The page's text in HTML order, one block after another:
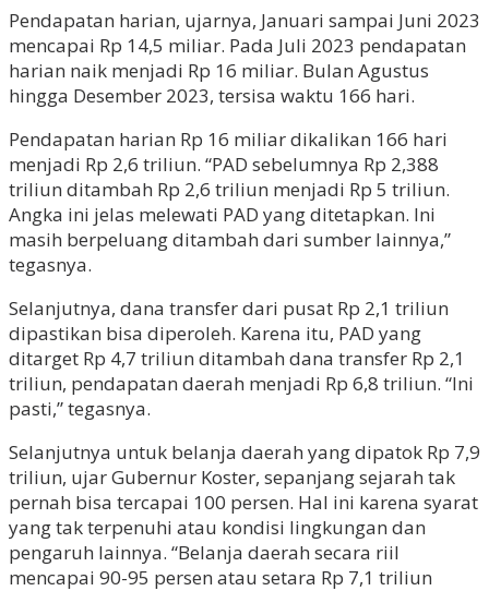
Pendapatan harian, ujarnya, Januari sampai Juni 2023
mencapai Rp 14,5 miliar. Pada Juli 2023 pendapatan
harian naik menjadi Rp 16 miliar. Bulan Agustus
hingga Desember 2023, tersisa waktu 166 hari.
Pendapatan harian Rp 16 miliar dikalikan 166 hari
menjadi Rp 2,6 triliun. “PAD sebelumnya Rp 2,388
triliun ditambah Rp 2,6 triliun menjadi Rp 5 triliun.
Angka ini jelas melewati PAD yang ditetapkan. Ini
masih berpeluang ditambah dari sumber lainnya,”
tegasnya.
Selanjutnya, dana transfer dari pusat Rp 2,1 triliun
dipastikan bisa diperoleh. Karena itu, PAD yang
ditarget Rp 4,7 triliun ditambah dana transfer Rp 2,1
triliun, pendapatan daerah menjadi Rp 6,8 triliun. “Ini
pasti,” tegasnya.
Selanjutnya untuk belanja daerah yang dipatok Rp 7,9
triliun, ujar Gubernur Koster, sepanjang sejarah tak
pernah bisa tercapai 100 persen. Hal ini karena syarat
yang tak terpenuhi atau kondisi lingkungan dan
pengaruh lainnya. “Belanja daerah secara riil
mencapai 90-95 persen atau setara Rp 7,1 triliun